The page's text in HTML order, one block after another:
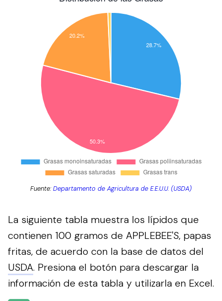
Fuente:Departamento de Agricultura de E.E.U.U. (USDA)
La siguiente tabla muestra los lípidos que
contienen 100 gramos de APPLEBEE'S, papas
fritas, de acuerdo con la base de datos del
USDA. Presiona el botón para descargar la
información de esta tabla y utilizarla en Excel.